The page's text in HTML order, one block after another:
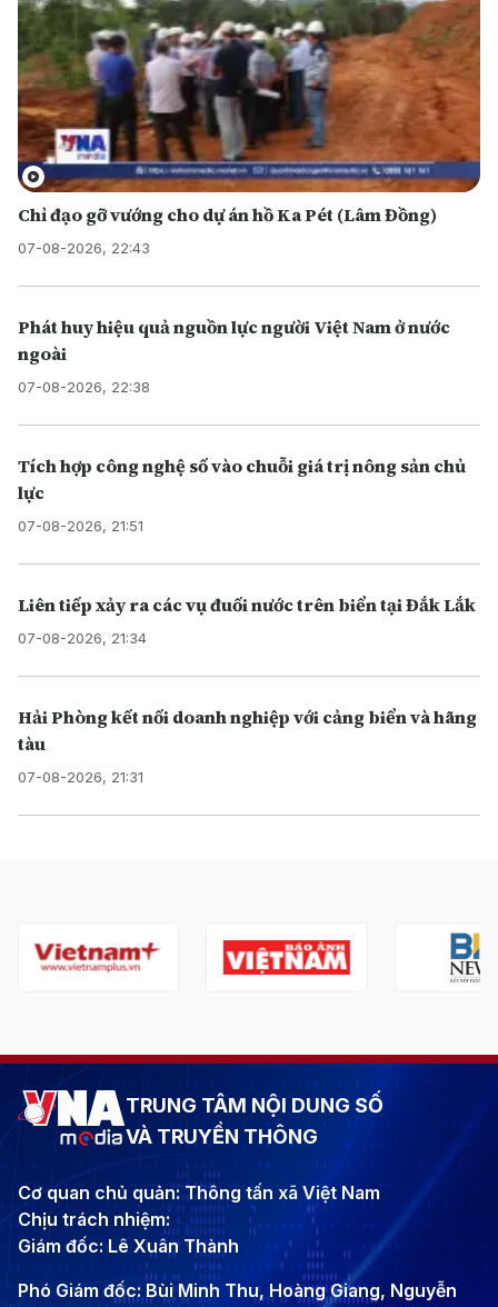
Chỉ đạo gỡ vướng cho dự án hồ Ka Pét (Lâm Đồng)
07-08-2026, 22:43
Phát huy hiệu quả nguồn lực người Việt Nam ở nước
ngoài
07-08-2026, 22:38
Tích hợp công nghệ số vào chuỗi giá trị nông sản chủ
lực
07-08-2026, 21:51
Liên tiếp xảy ra các vụ đuối nước trên biển tại Đắk Lắk
07-08-2026, 21:34
Hải Phòng kết nối doanh nghiệp với cảng biển và hãng
tàu
07-08-2026, 21:31
TRUNG TÂM NỘI DUNG SỐ
VÀ TRUYỀN THÔNG
Cơ quan chủ quản: Thông tấn xã Việt Nam
Chịu trách nhiệm:
Giám đốc: Lê Xuân Thành
Phó Giám đốc: Bùi Minh Thu, Hoàng Giang, Nguyễn